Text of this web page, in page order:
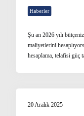
Haberler
Şu an 2026 yılı
maliyetlerini
hesaplama, telafisi güç
20 Aralık 2025